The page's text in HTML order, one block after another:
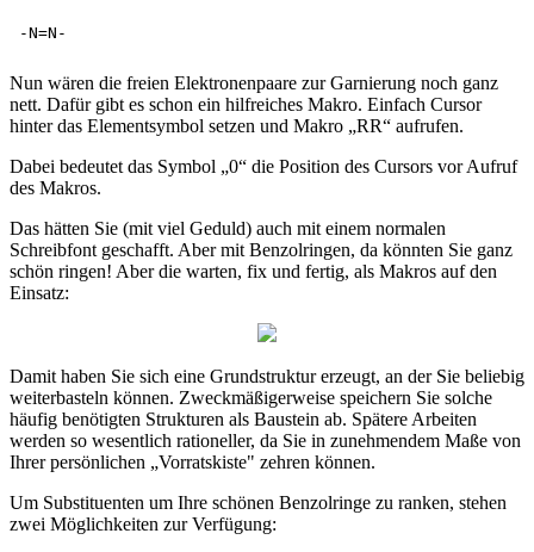
Nun wären die freien Elektronenpaare zur Garnierung noch ganz
nett. Dafür gibt es schon ein hilfreiches Makro. Einfach Cursor
hinter das Elementsymbol setzen und Makro „RR“ aufrufen.
Dabei bedeutet das Symbol „0“ die Position des Cursors vor Aufruf
des Makros.
Das hätten Sie (mit viel Geduld) auch mit einem normalen
Schreibfont geschafft. Aber mit Benzolringen, da könnten Sie ganz
schön ringen! Aber die warten, fix und fertig, als Makros auf den
Einsatz:
Damit haben Sie sich eine Grundstruktur erzeugt, an der Sie beliebig
weiterbasteln können. Zweckmäßigerweise speichern Sie solche
häufig benötigten Strukturen als Baustein ab. Spätere Arbeiten
werden so wesentlich rationeller, da Sie in zunehmendem Maße von
Ihrer persönlichen „Vorratskiste" zehren können.
Um Substituenten um Ihre schönen Benzolringe zu ranken, stehen
zwei Möglichkeiten zur Verfügung: